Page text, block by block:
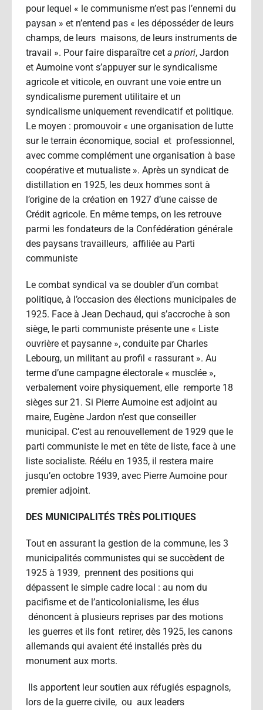
pour lequel « le communisme n’est pas l’ennemi du
paysan » et n’entend pas « les déposséder de leurs
champs, de leurs maisons, de leurs instruments de
travail ». Pour faire disparaître cet a priori, Jardon
et Aumoine vont s’appuyer sur le syndicalisme
agricole et viticole, en ouvrant une voie entre un
syndicalisme purement utilitaire et un
syndicalisme uniquement revendicatif et politique.
Le moyen : promouvoir « une organisation de lutte
sur le terrain économique, social et professionnel,
avec comme complément une organisation à base
coopérative et mutualiste ». Après un syndicat de
distillation en 1925, les deux hommes sont à
l’origine de la création en 1927 d’une caisse de
Crédit agricole. En même temps, on les retrouve
parmi les fondateurs de la Confédération générale
des paysans travailleurs, affiliée au Parti
communiste
Le combat syndical va se doubler d’un combat
politique, à l’occasion des élections municipales de
1925. Face à Jean Dechaud, qui s’accroche à son
siège, le parti communiste présente une « Liste
ouvrière et paysanne », conduite par Charles
Lebourg, un militant au profil « rassurant ». Au
terme d’une campagne électorale « musclée »,
verbalement voire physiquement, elle remporte 18
sièges sur 21. Si Pierre Aumoine est adjoint au
maire, Eugène Jardon n’est que conseiller
municipal. C’est au renouvellement de 1929 que le
parti communiste le met en tête de liste, face à une
liste socialiste. Réélu en 1935, il restera maire
jusqu’en octobre 1939, avec Pierre Aumoine pour
premier adjoint.
DES MUNICIPALITÉS TRÈS POLITIQUES
Tout en assurant la gestion de la commune, les 3
municipalités communistes qui se succèdent de
1925 à 1939, prennent des positions qui
dépassent le simple cadre local : au nom du
pacifisme et de l’anticolonialisme, les élus
dénoncent à plusieurs reprises par des motions
les guerres et ils font retirer, dès 1925, les canons
allemands qui avaient été installés près du
monument aux morts.
Ils apportent leur soutien aux réfugiés espagnols,
lors de la guerre civile, ou aux leaders